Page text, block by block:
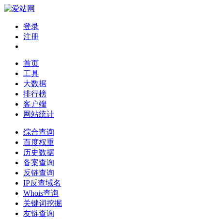
登录
注册
首页
工具
大数据
排行榜
客户端
网站统计
综合查询
百度权重
历史数据
备案查询
反链查询
IP反查域名
Whois查询
关键词挖掘
友链查询